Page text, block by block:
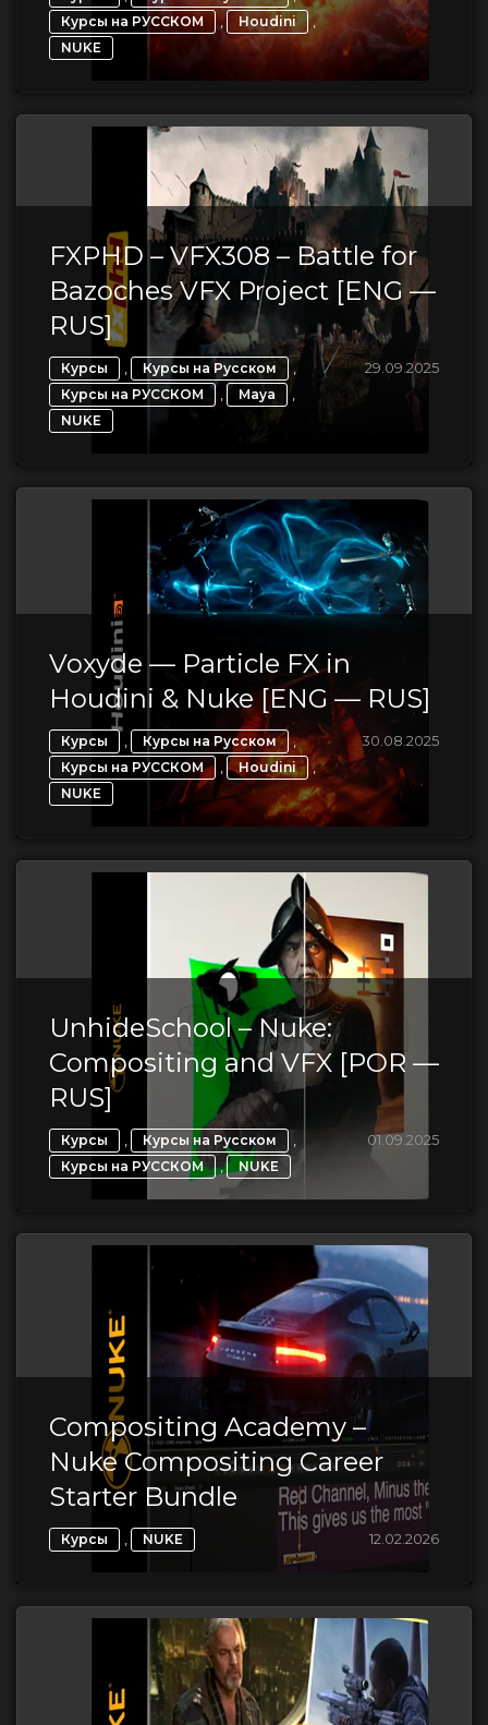
Курсы на РУССКОМ , Houdini ,
NUKE
FXPHD – VFX308 – Battle for
Bazoches VFX Project [ENG —
RUS]
Курсы , Курсы на Русском ,
Курсы на РУССКОМ , Maya ,
NUKE
29.09.2025
Voxyde — Particle FX in
Houdini & Nuke [ENG — RUS]
Курсы , Курсы на Русском ,
Курсы на РУССКОМ , Houdini ,
NUKE
30.08.2025
UnhideSchool – Nuke:
Compositing and VFX [POR —
RUS]
Курсы , Курсы на Русском ,
Курсы на РУССКОМ , NUKE
01.09.2025
Compositing Academy –
Nuke Compositing Career
Starter Bundle
Курсы , NUKE 12.02.2026